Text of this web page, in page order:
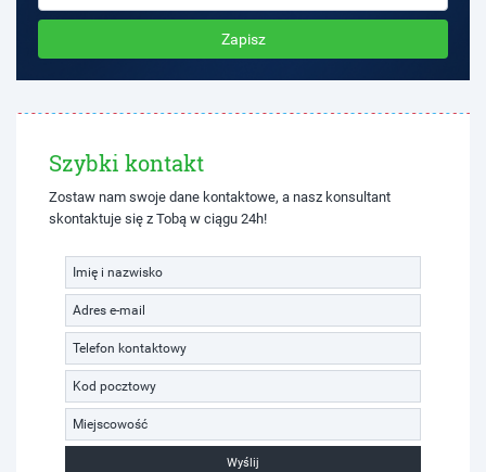
Zapisz
Szybki kontakt
Zostaw nam swoje dane kontaktowe, a nasz konsultant
skontaktuje się z Tobą w ciągu 24h!
Wyślij